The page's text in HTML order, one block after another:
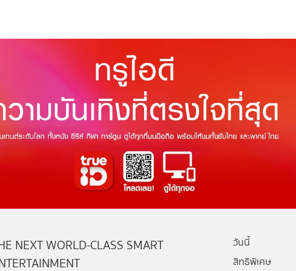
NEXT WORLD-CLASS SMART
วันนี้
สิทธิพิเศษ